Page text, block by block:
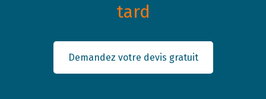
tard
Demandez votre devis gratuit